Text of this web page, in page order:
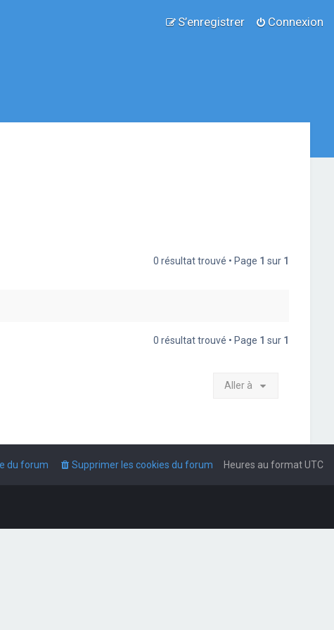
Connexion
S’enregistrer
0 résultat trouvé • Page 1 sur 1
0 résultat trouvé • Page 1 sur 1
Aller à
Heures au formatUTC
Supprimer les cookies du forum
du forum